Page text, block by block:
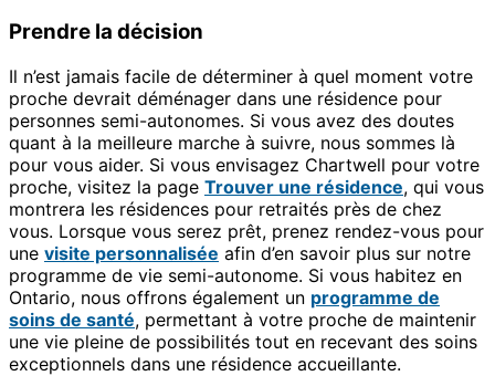
Prendre la décision
Il n’est jamais facile de déterminer à quel moment votre
proche devrait déménager dans une résidence pour
personnes semi-autonomes. Si vous avez des doutes
quant à la meilleure marche à suivre, nous sommes là
pour vous aider. Si vous envisagez Chartwell pour votre
proche, visitez la page Trouver une résidence, qui vous
montrera les résidences pour retraités près de chez
vous. Lorsque vous serez prêt, prenez rendez-vous pour
une visite personnalisée afin d’en savoir plus sur notre
programme de vie semi-autonome. Si vous habitez en
Ontario, nous offrons également un programme de
soins de santé, permettant à votre proche de maintenir
une vie pleine de possibilités tout en recevant des soins
exceptionnels dans une résidence accueillante.